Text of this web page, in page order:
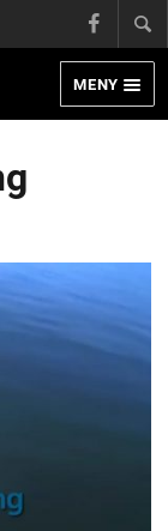
Page
MENY